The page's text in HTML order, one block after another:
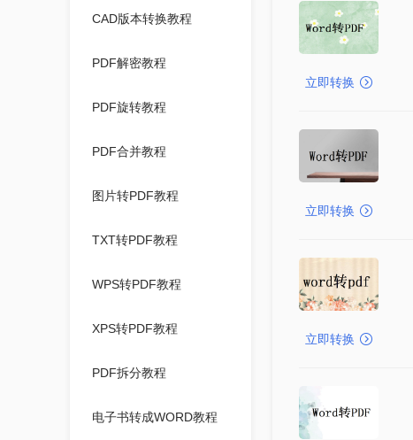
CAD版本转换教程
PDF解密教程
PDF旋转教程
PDF合并教程
图片转PDF教程
TXT转PDF教程
WPS转PDF教程
XPS转PDF教程
PDF拆分教程
电子书转成WORD教程
立即转换
立即转换
立即转换